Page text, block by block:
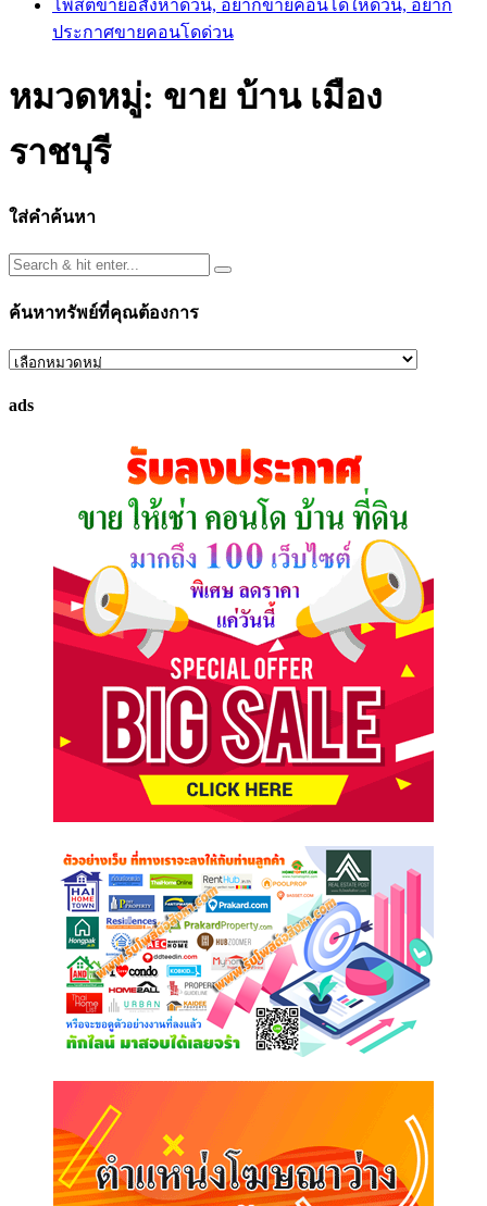
โพสต์ขายอสังหาด่วน, อยากขายคอนโดให้ด่วน, อยาก
ประกาศขายคอนโดด่วน
หมวดหมู่: ขาย บ้าน เมือง​
ราชบุรี
ใส่คำค้นหา
ค้นหาทรัพย์ที่คุณต้องการ
ค้นหา
ที่
ads